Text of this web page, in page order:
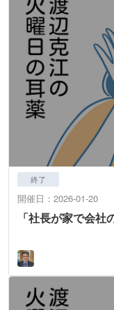
終了
開催日：2026-01-20
「社長が家で会社